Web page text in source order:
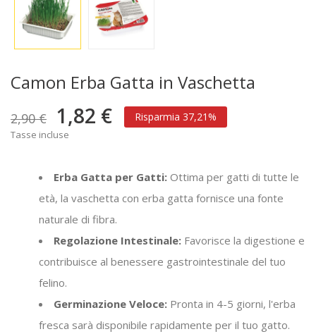
Camon Erba Gatta in Vaschetta
2,90 € 1,82 € Risparmia 37,21%
Tasse incluse
Erba Gatta per Gatti: Ottima per gatti di tutte le
età, la vaschetta con erba gatta fornisce una fonte
naturale di fibra.
Regolazione Intestinale: Favorisce la digestione e
contribuisce al benessere gastrointestinale del tuo
felino.
Germinazione Veloce: Pronta in 4-5 giorni, l'erba
fresca sarà disponibile rapidamente per il tuo gatto.